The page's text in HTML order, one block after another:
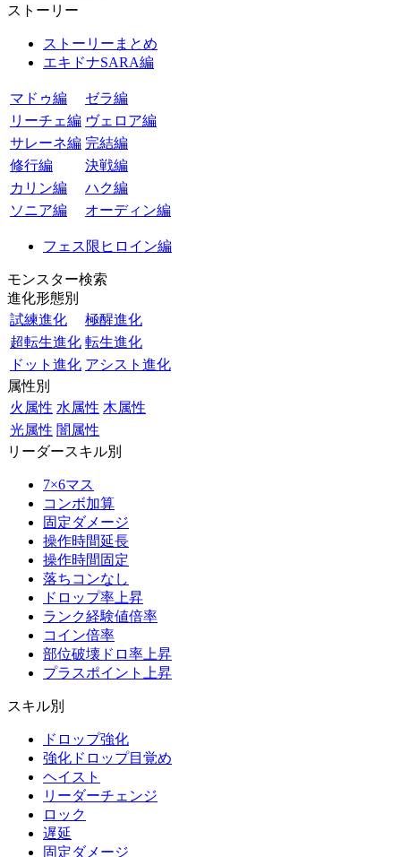
ストーリー
ストーリーまとめ
エキドナSARA編
マドゥ編
ゼラ編
リーチェ編 ヴェロア編
サレーネ編 完結編
修行編
決戦編
カリン編
ハク編
ソニア編
オーディン編
フェス限ヒロイン編
モンスター検索
進化形態別
試練進化
極醒進化
超転生進化 転生進化
ドット進化 アシスト進化
属性別
火属性 水属性 木属性
光属性 闇属性
リーダースキル別
7×6マス
コンボ加算
固定ダメージ
操作時間延長
操作時間固定
落ちコンなし
ドロップ率上昇
ランク経験値倍率
コイン倍率
部位破壊ドロ率上昇
プラスポイント上昇
スキル別
ドロップ強化
強化ドロップ目覚め
ヘイスト
リーダーチェンジ
ロック
遅延
固定ダメージ